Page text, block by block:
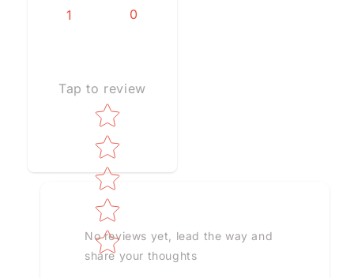
1 0
Tap to review
Star rating
No reviews yet, lead the way and
share your thoughts